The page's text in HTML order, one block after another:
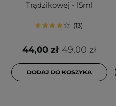
Trądzikowej - 15ml
13
49,00 zł
44,00 zł
DODAJ DO KOSZYKA